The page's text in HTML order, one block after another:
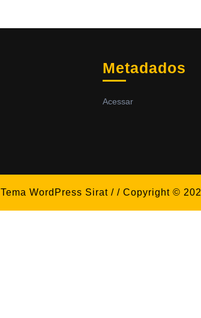
Metadados
Acessar
Tema WordPress Sirat / / Copyright ©